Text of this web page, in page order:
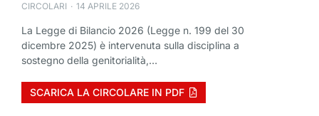
CIRCOLARI 14 APRILE 2026
La Legge di Bilancio 2026 (Legge n. 199 del 30
dicembre 2025) è intervenuta sulla disciplina a
sostegno della genitorialità,…
SCARICA LA CIRCOLARE IN PDF